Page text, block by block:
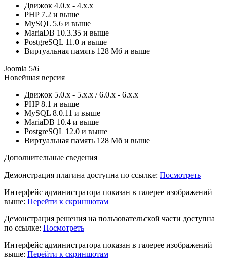
Движок 4.0.x - 4.x.x
PHP 7.2 и выше
MySQL 5.6 и выше
MariaDB 10.3.35 и выше
PostgreSQL 11.0 и выше
Виртуальная память 128 Мб и выше
Joomla 5/6
Новейшая версия
Движок 5.0.x - 5.x.x / 6.0.x - 6.x.x
PHP 8.1 и выше
MySQL 8.0.11 и выше
MariaDB 10.4 и выше
PostgreSQL 12.0 и выше
Виртуальная память 128 Мб и выше
Дополнительные сведения
Демонстрация плагина доступна по ссылке: Посмотреть
Интерфейс администратора показан в галерее изображений
выше: Перейти к скриншотам
Демонстрация решения на пользовательской части доступна
по ссылке: Посмотреть
Интерфейс администратора показан в галерее изображений
выше: Перейти к скриншотам